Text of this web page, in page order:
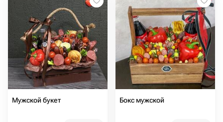
Мужской букет Бокс мужской